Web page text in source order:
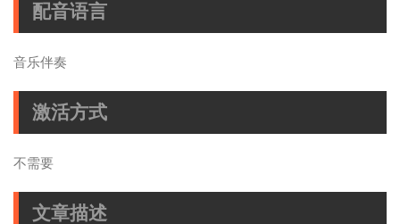
配音语言
音乐伴奏
激活方式
不需要
文章描述